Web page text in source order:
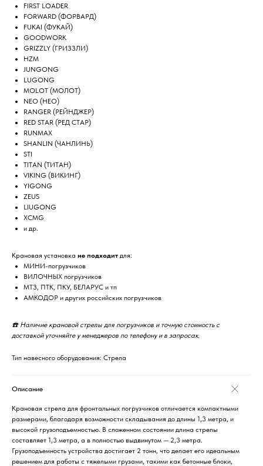
FIRST LOADER
FORWARD (ФОРВАРД)
FUKAI (ФУКАЙ)
GOODWORK
GRIZZLY (ГРИЗЗЛИ)
HZM
JUNGONG
LUGONG
MOLOT (МОЛОТ)
NEO (НЕО)
RANGER (РЕЙНДЖЕР)
RED STAR (РЕД СТАР)
RUNMAX
SHANLIN (ЧАНЛИНЬ)
STI
TITAN (ТИТАН)
VIKING (ВИКИНГ)
YIGONG
ZEUS
LIUGONG
XCMG
и др.
Крановая установка не подходит для:
МИНИ-погрузчиков
ВИЛОЧНЫХ погрузчиков
МТЗ, ПТК, ПКУ, БЕЛАРУС и тп
АМКОДОР и других российских погрузчиков
☎️ Наличие крановой стрелы для погрузчиков и точную стоимость с
доставкой уточняйте у менеджеров по телефону и в запросах.
Тип навесного оборудования: Стрела
Описание
Крановая стрела для фронтальных погрузчиков отличается компактными
размерами, благодаря возможности складывания до длины 1,3 метра, и
высокой грузоподъемностью. В сложенном состоянии длина стрелы
составляет 1,3 метра, а в полностью выдвинутом — 2,3 метра.
Грузоподъемность устройства достигает 2 тонн, что делает его идеальным
решением для работы с тяжелыми грузами, такими как бетонные блоки,